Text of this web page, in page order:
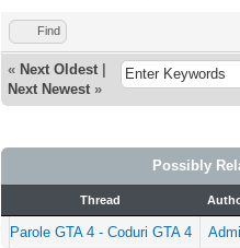
Find
« Next Oldest
Next Newest »
Possibly
Thread
Parole GTA 4 - Coduri GTA 4